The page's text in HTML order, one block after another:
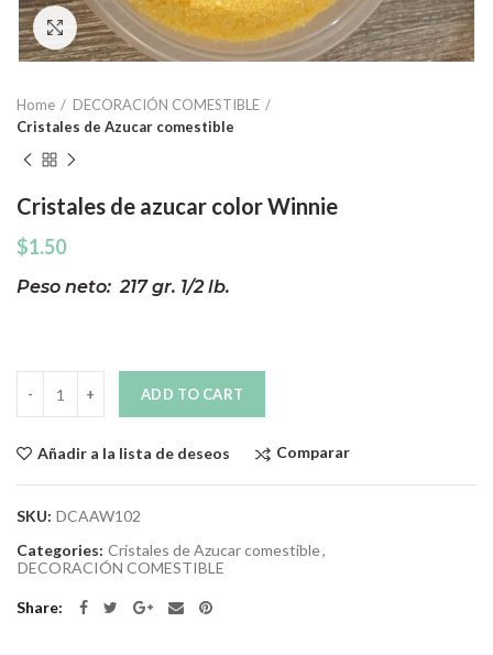
Click to enlarge
Home
DECORACIÓN COMESTIBLE
Cristales de Azucar comestible
Cristales de azucar color Winnie
$1.50
Peso neto: 217 gr. 1/2 lb.
ADD TO CART
Añadir a la lista de deseos Comparar
SKU: DCAAW102
Categories: Cristales de Azucar comestible,
DECORACIÓN COMESTIBLE
Share